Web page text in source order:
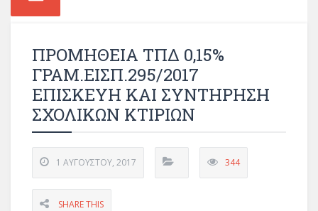
ΠΡΟΜΗΘΕΙΑ ΤΠΔ 0,15%
ΓΡΑΜ.ΕΙΣΠ.295/2017
ΕΠΙΣΚΕΥΗ ΚΑΙ ΣΥΝΤΗΡΗΣΗ
ΣΧΟΛΙΚΩΝ ΚΤΙΡΙΩΝ
1 ΑΥΓΟΎΣΤΟΥ, 2017 344
SHARE THIS